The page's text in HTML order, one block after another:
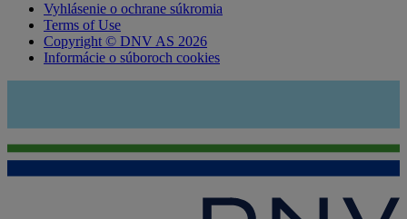
Vyhlásenie o ochrane súkromia
Terms of Use
Copyright © DNV AS 2026
Informácie o súboroch cookies